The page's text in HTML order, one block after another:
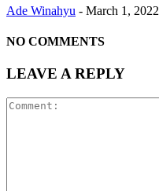
Ade Winahyu - March 1, 2022
NO COMMENTS
LEAVE A REPLY